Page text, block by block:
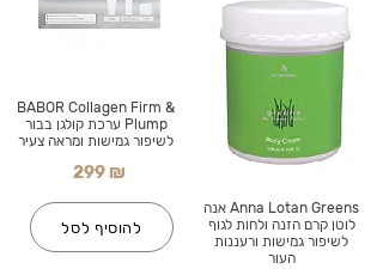
BABOR Collagen Firm &
Plump ערכת קולגן בבור
לשיפור גמישות ומראה צעיר
299 ₪
להוסיף לסל
Anna Lotan Greens אנה
לוטן קרם הזנה ולחות לגוף
לשיפור גמישות ורעננות
העור